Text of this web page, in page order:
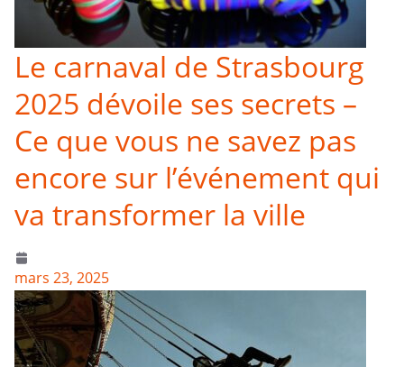
Le carnaval de Strasbourg
2025 dévoile ses secrets –
Ce que vous ne savez pas
encore sur l’événement qui
va transformer la ville
mars 23, 2025